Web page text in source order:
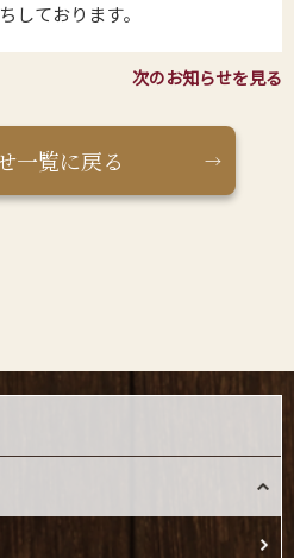
しております。
次のお知らせを見る
一覧に戻る